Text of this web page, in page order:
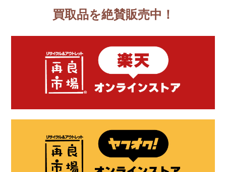
買取品を絶賛販売中！